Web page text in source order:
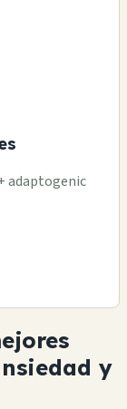
adaptogenic
y